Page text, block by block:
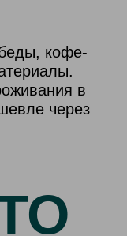
кофе-
в
через